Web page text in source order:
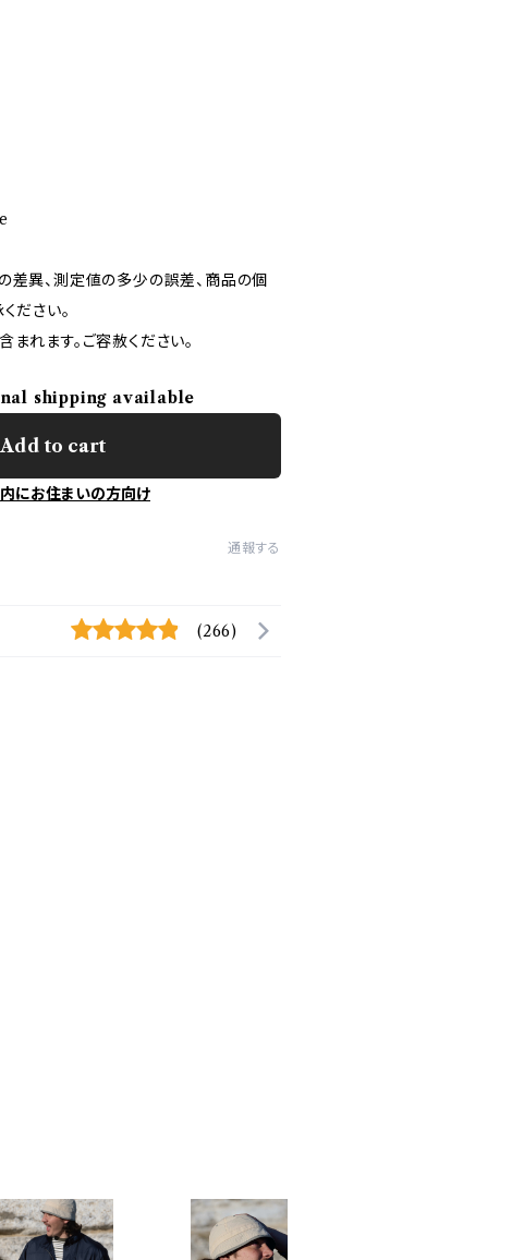
異、測定値の多少の誤差、商品の個
ださい。
れます。ご容赦ください。
shipping available
Add to cart
にお住まいの方向け
通報する
(266)